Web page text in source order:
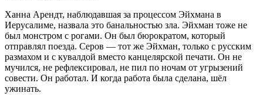
Ханна Арендт, наблюдавшая за процессом Эйхмана в
Иерусалиме, назвала это банальностью зла. Эйхман тоже не
был монстром с рогами. Он был бюрократом, который
отправлял поезда. Серов — тот же Эйхман, только с русским
размахом и с кувалдой вместо канцелярской печати. Он не
мучился, не рефлексировал, не пил по ночам от угрызений
совести. Он работал. И когда работа была сделана, шёл
ужинать.